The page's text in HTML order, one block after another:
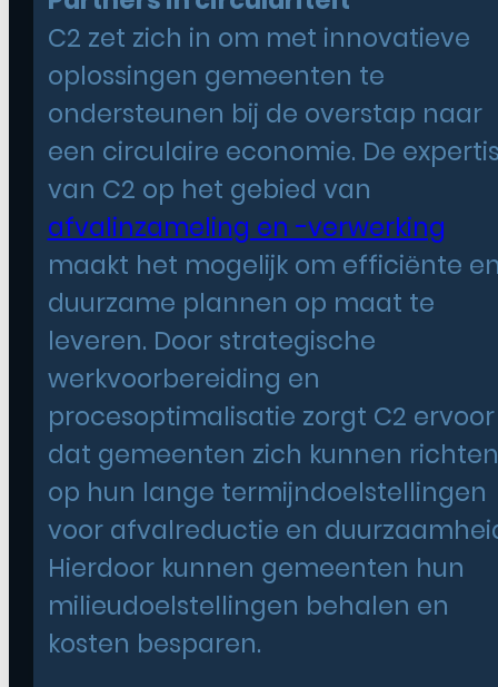
C2 zet zich in om met innovatieve
oplossingen gemeenten te
ondersteunen bij de overstap naar
een circulaire economie. De
van C2 op het gebied van
afvalinzameling en -verwerking
maakt het mogelijk om efficiënte
duurzame plannen op maat te
leveren. Door strategische
werkvoorbereiding en
procesoptimalisatie zorgt C2 ervoor
dat gemeenten zich kunnen richten
op hun lange termijndoelstellingen
voor afvalreductie en
Hierdoor kunnen gemeenten hun
milieudoelstellingen behalen en
kosten besparen.